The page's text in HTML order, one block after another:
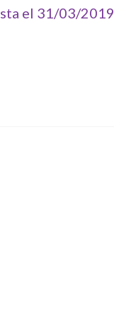
el 31/03/2019